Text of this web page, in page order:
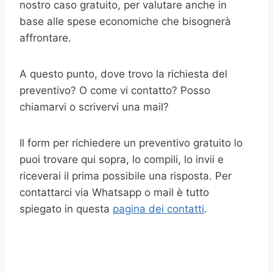
nostro caso gratuito, per valutare anche in
base alle spese economiche che bisognerà
affrontare.
A questo punto, dove trovo la richiesta del
preventivo? O come vi contatto? Posso
chiamarvi o scrivervi una mail?
Il form per richiedere un preventivo gratuito lo
puoi trovare qui sopra, lo compili, lo invii e
riceverai il prima possibile una risposta. Per
contattarci via Whatsapp o mail è tutto
spiegato in questa pagina dei contatti.